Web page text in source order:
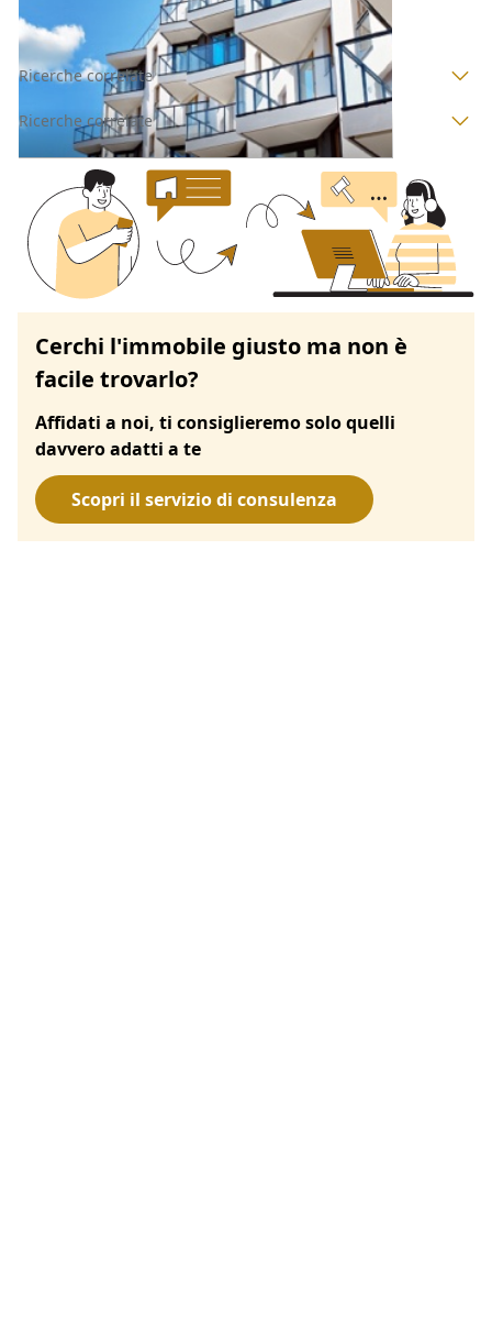
Ricerche correlate
Ricerche correlate
Cerchi l'immobile giusto ma non è
facile trovarlo?
Affidati a noi, ti consiglieremo solo quelli
davvero adatti a te
Scopri il servizio di consulenza